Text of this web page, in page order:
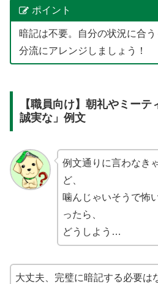
ポイント
暗記は不要。自分の状況に合
分流にアレンジしましょう！
【職員向け】朝礼やミーテ
誠実な」例文
例文通りに言わなき
ど、
噛んじゃいそうで怖
ったら、
どうしよう…
大丈夫、完璧に暗記する必要は